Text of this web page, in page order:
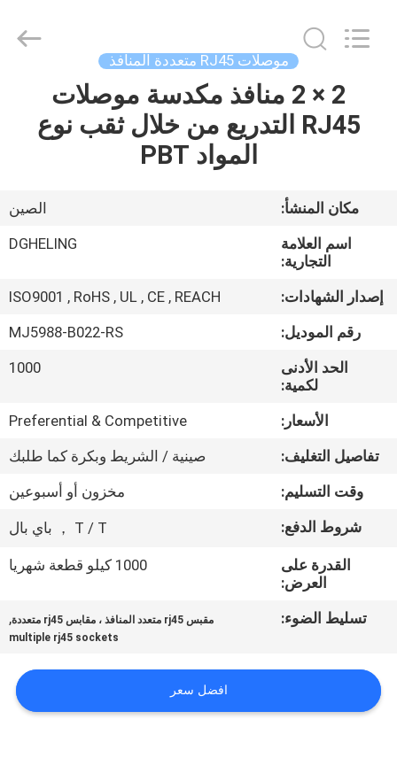
الصفحة
الرئيسية
معلومات
جولة
مراقبة
الجودة
اتصل
اطلب
خريطة
موصلات RJ45 متعددة المنافذ
2 × 2 منافذ مكدسة موصلات
RJ45 التدريع من خلال ثقب نوع
المواد PBT
مكان المنشأ:
الصين
اسم العلامة
التجارية:
DGHELING
إصدار الشهادات:
ISO9001 , RoHS , UL , CE , REACH
رقم الموديل:
MJ5988-B022-RS
الحد الأدنى
لكمية:
1000
الأسعار:
Preferential & Competitive
تفاصيل التغليف:
صينية / الشريط وبكرة كما طلبك
وقت التسليم:
مخزون أو أسبوعين
شروط الدفع:
T / T ， باي بال
القدرة على
العرض:
1000 كيلو قطعة شهريا
تسليط الضوء: مقبس rj45 متعدد المنافذ ، مقابس rj45 متعددة ,
multiple rj45 sockets
افضل سعر